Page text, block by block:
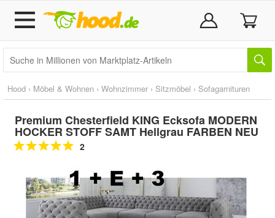
Hood › Möbel & Wohnen › Wohnzimmer › Sitzmöbel › Sofagarnituren
Premium Chesterfield KING Ecksofa MODERN
HOCKER STOFF SAMT Hellgrau FARBEN NEU
2